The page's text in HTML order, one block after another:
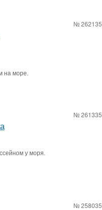
№ 262135
на море.
№ 261335
у моря.
№ 258035